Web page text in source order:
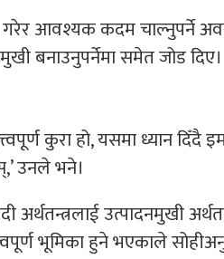
गरेर आवश्यक कदम चाल्नुपर्ने
बनाउनुपर्नेमा समेत जोड दिए।
कुरा हो, यसमा ध्यान दिँदै
उनले भने।
अर्थतन्त्रलाई उत्पादनमुखी
भूमिका हुने भएकाले